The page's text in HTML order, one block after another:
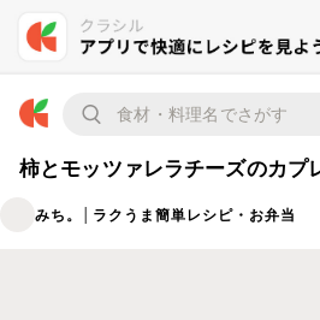
柿とモッツァレラチーズのカプ
みち。│ラクうま簡単レシピ・お弁当